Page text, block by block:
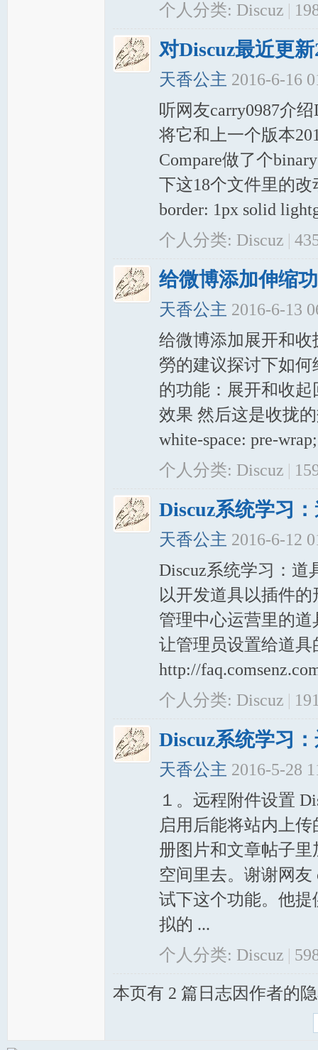
个人分类: Discuz |
对Discuz最近更
天香公主 2016-6-16
听网友carry0987介
将它和上一个版本
Compare做了个
下这18个文件里的改
border: 1px solid
个人分类: Discuz |
给微博添加伸缩
天香公主 2016-6-13
给微博添加展开和
勞的建议探讨下如
的功能：展开和收
效果 然后这是收拢
white-space: pre-
个人分类: Discuz |
Discuz系统学习
天香公主 2016-6-12
Discuz系统学习：道
以开发道具以插件
管理中心运营里的道
让管理员设置给道
http://
个人分类: Discuz |
Discuz系统学习
天香公主 2016-5-28
１。远程附件设置
启用后能将站内上
册图片和文章帖子
空间里去。谢谢网友
试下这个功能。他
拟的 ...
个人分类: Discuz |
本页有 2 篇日志因作者的